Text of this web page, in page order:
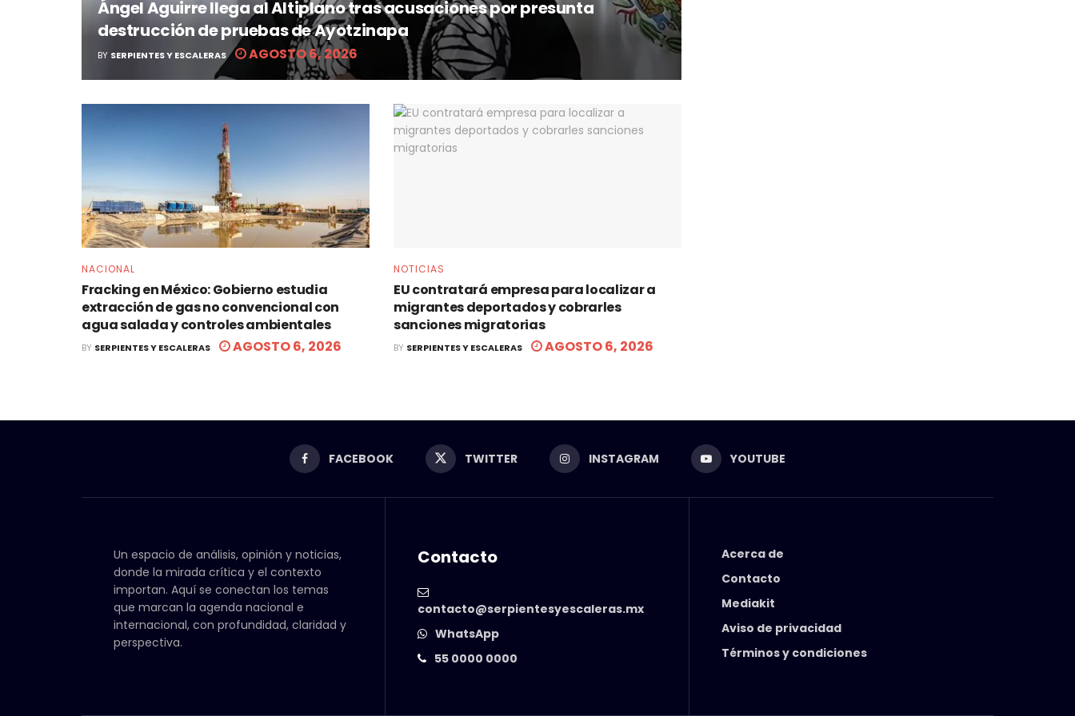
Ángel Aguirre llega al Altiplano tras acusaciones por presunta
destrucción de pruebas de Ayotzinapa
BY SERPIENTES Y ESCALERAS AGOSTO 6, 2026
NACIONAL
Fracking en México: Gobierno estudia
extracción de gas no convencional con
agua salada y controles ambientales
BY SERPIENTES Y ESCALERAS AGOSTO 6, 2026
NOTICIAS
EU contratará empresa para localizar a
migrantes deportados y cobrarles
sanciones migratorias
BY SERPIENTES Y ESCALERAS AGOSTO 6, 2026
FACEBOOK TWITTER INSTAGRAM YOUTUBE
Un espacio de análisis, opinión y noticias,
donde la mirada crítica y el contexto
importan. Aquí se conectan los temas
que marcan la agenda nacional e
internacional, con profundidad, claridad y
perspectiva.
Contacto
contacto@serpientesyescaleras.mx
WhatsApp
55 0000 0000
Acerca de
Contacto
Mediakit
Aviso de privacidad
Términos y condiciones